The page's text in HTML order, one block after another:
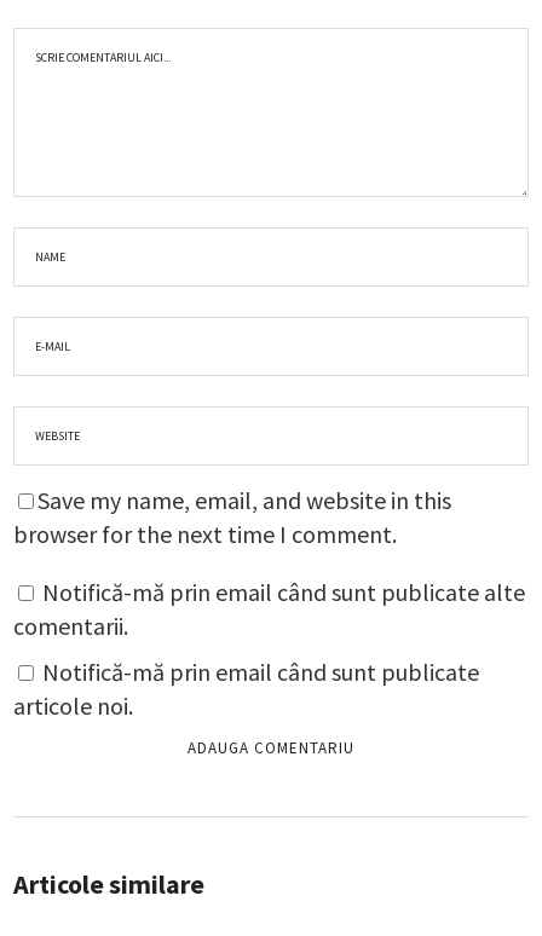
Save my name, email, and website in this
browser for the next time I comment.
Notifică-mă prin email când sunt publicate alte
comentarii.
Notifică-mă prin email când sunt publicate
articole noi.
Articole similare